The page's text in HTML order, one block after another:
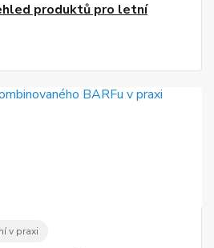
produktů pro letní
v praxi